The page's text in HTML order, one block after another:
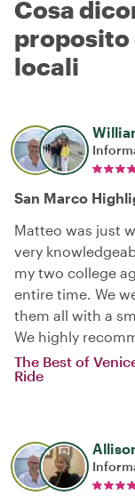
Cosa
proposito
locali
San Marco
Matteo was just
very
my two college
entire time. We
them all with a
We highly
The Best of
Ride